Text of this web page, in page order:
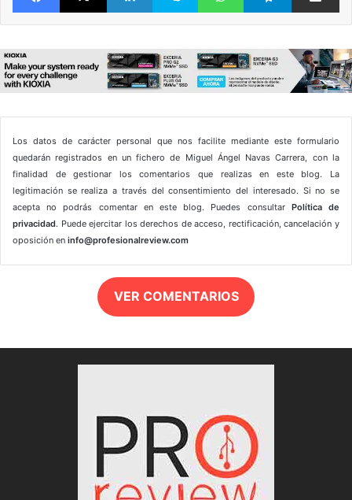
Los datos de carácter personal que nos facilite mediante este formulario
quedarán registrados en un fichero de Miguel Ángel Navas Carrera, con la
finalidad de gestionar los comentarios que realizas en este blog. La
legitimación se realiza a través del consentimiento del interesado. Si no se
acepta no podrás comentar en este blog. Puedes consultar Política de
privacidad. Puede ejercitar los derechos de acceso, rectificación, cancelación y
oposición en info@profesionalreview.com
VER COMENTARIOS